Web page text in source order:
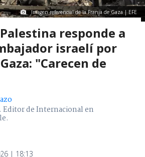
Imagen referencial de la Franja de Gaza | EFE
responde a
israelí por
"Carecen de
Editor de Internacional en
| 18:13